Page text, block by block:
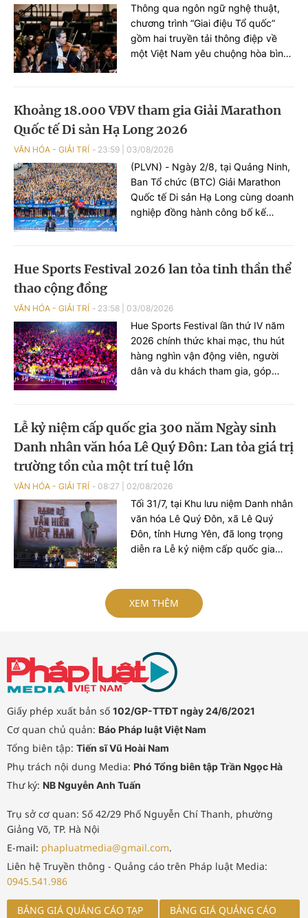
Thông qua ngôn ngữ nghệ thuật,
chương trình “Giai điệu Tổ quốc”
gồm hai truyền tải thông điệp về
một Việt Nam yêu chuộng hòa bình,
Khoảng 18.000 VĐV tham gia Giải Marathon
Quốc tế Di sản Hạ Long 2026
VĂN HÓA - GIẢI TRÍ 23:59 03/08/2026
(PLVN) - Ngày 2/8, tại Quảng Ninh,
Ban Tổ chức (BTC) Giải Marathon
Quốc tế Di sản Hạ Long cùng doanh
nghiệp đồng hành công bố kế
Hue Sports Festival 2026 lan tỏa tinh thần thể
thao cộng đồng
VĂN HÓA - GIẢI TRÍ 23:58 03/08/2026
Hue Sports Festival lần thứ IV năm
2026 chính thức khai mạc, thu hút
hàng nghìn vận động viên, người
dân và du khách tham gia, góp
Lễ kỷ niệm cấp quốc gia 300 năm Ngày sinh
Danh nhân văn hóa Lê Quý Đôn: Lan tỏa giá trị
trường tồn của một trí tuệ lớn
VĂN HÓA - GIẢI TRÍ 08:27 02/08/2026
Tối 31/7, tại Khu lưu niệm Danh nhân
văn hóa Lê Quý Đôn, xã Lê Quý
Đôn, tỉnh Hưng Yên, đã long trọng
diễn ra Lễ kỷ niệm cấp quốc gia
nhận Nghị quyết của Unessco cùng
Việt Nam kỷ niệm 300 năm Ngày
thuật đặc biệt "Rạng rỡ văn hiến
Việt Nam".
XEM THÊM
Giấy phép xuất bản số 102/GP-TTĐT ngày 24/6/2021
Cơ quan chủ quản: Báo Pháp luật Việt Nam
Tổng biên tập: Tiến sĩ Vũ Hoài Nam
Phụ trách nội dung Media: Phó Tổng biên tập Trần Ngọc Hà
Thư ký: NB Nguyễn Anh Tuấn
Trụ sở cơ quan: Số 42/29 Phố Nguyễn Chí Thanh, phường
Giảng Võ, TP. Hà Nội
E-mail: phapluatmedia@gmail.com.
Liên hệ Truyền thông - Quảng cáo trên Pháp luật Media:
0945.541.986
BẢNG GIÁ QUẢNG CÁO TẠP BẢNG GIÁ QUẢNG CÁO